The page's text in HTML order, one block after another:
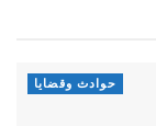
حوادث وقضايا